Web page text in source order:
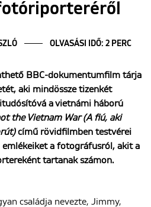
Rólunk
OLVASÁSI IDŐ: 2 PERC
BBC-dokumentumfilm tárja
aki mindössze tizenkét
a vietnámi háború
the Vietnam War (A fiú, aki
című rövidfilmben testvérei
emlékeiket a fotográfusról, akit a
tartanak számon.
családja nevezte, Jimmy,